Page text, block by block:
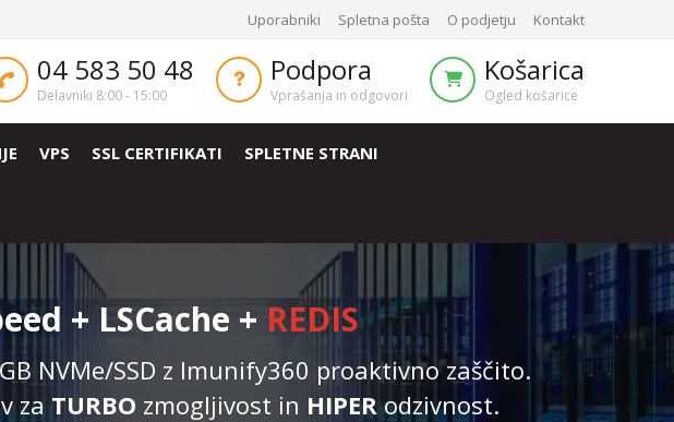
Uporabniki Spletna pošta O podjetju Kontakt
04 583 50 48
Delavniki 8:00 - 15:00
Podpora
Vprašanja in odgovori
Košarica
Ogled košarice
VPS SSL CERTIFIKATI SPLETNE STRANI
+ LSCache + REDIS
NVMe/SSD z Imunify360 proaktivno zaščito.
za TURBO zmogljivost in HIPERodzivnost.